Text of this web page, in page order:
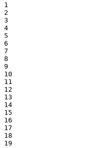
1
2
3
4
5
6
7
8
9
10
11
12
13
14
15
16
17
18
19